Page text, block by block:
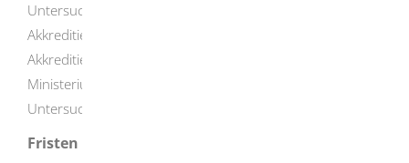
Untersuchungsbereich und Link zur Anlage der
Akkreditierungsurkunde auf der Internetseite der
Akkreditierungsstelle in die auf der Internetseite des
Ministeriums veröffentlichten Liste der zugelassenen
Untersuchungsstellen aufgenommen.
Fristen